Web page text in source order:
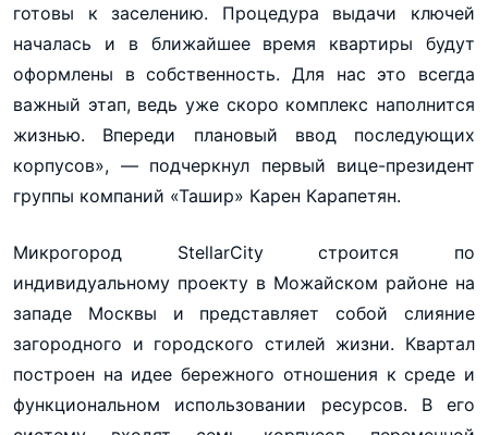
готовы к заселению. Процедура выдачи ключей
началась и в ближайшее время квартиры будут
оформлены в собственность. Для нас это всегда
важный этап, ведь уже скоро комплекс наполнится
жизнью. Впереди плановый ввод последующих
корпусов», — подчеркнул первый вице-президент
группы компаний «Ташир» Карен Карапетян.
Микрогород StellarCity строится по
индивидуальному проекту в Можайском районе на
западе Москвы и представляет собой слияние
загородного и городского стилей жизни. Квартал
построен на идее бережного отношения к среде и
функциональном использовании ресурсов. В его